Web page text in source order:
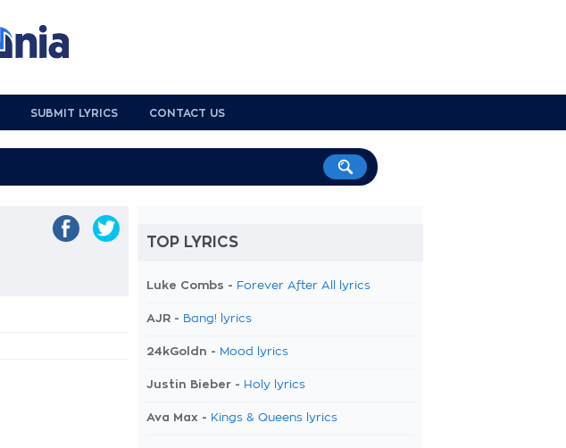
SUBMIT LYRICS CONTACT US
TOP LYRICS
Luke Combs - Forever After All lyrics
AJR - Bang! lyrics
24kGoldn - Mood lyrics
Justin Bieber - Holy lyrics
Ava Max - Kings & Queens lyrics